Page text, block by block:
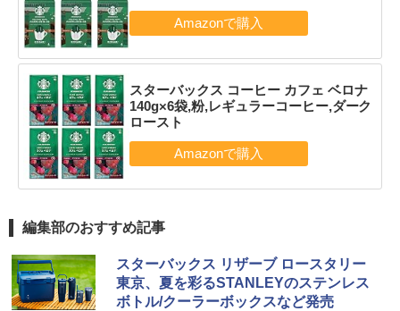
スターバックス コーヒー カフェ ベロナ
140g×6袋,粉,レギュラーコーヒー,ダーク
ロースト
編集部のおすすめ記事
スターバックス リザーブ ロースタリー
東京、夏を彩るSTANLEYのステンレス
ボトル/クーラーボックスなど発売